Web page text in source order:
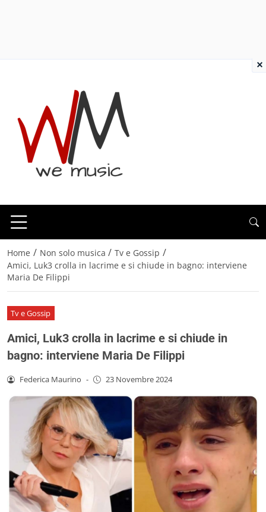
Home / Non solo musica / Tv e Gossip /
Amici, Luk3 crolla in lacrime e si chiude in bagno: interviene
Maria De Filippi
Tv e Gossip
Amici, Luk3 crolla in lacrime e si chiude in
bagno: interviene Maria De Filippi
Federica Maurino - 23 Novembre 2024
×